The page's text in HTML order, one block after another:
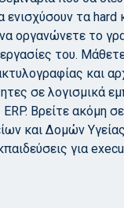
ενισχύσουν τα
οργανώνετε το
εργασίες του.
και
σε λογισμικά
Βρείτε ακόμη
και Δομών
για